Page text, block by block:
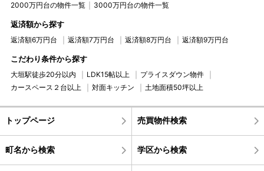
2000万円台の物件一覧
3000万円台の物件一覧
返済額から探す
返済額6万円台 返済額7万円台 返済額8万円台 返済額9万円台
こだわり条件から探す
大垣駅徒歩20分以内 LDK15帖以上
プライスダウン物件
カースペース２台以上
対面キッチン 土地面積50坪以上
トップページ 売買物件検索
町名から検索 学区から検索